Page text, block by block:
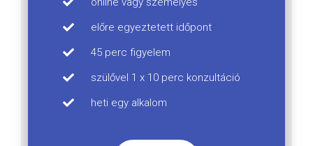
előre egyeztetett időpont
45 perc figyelem
szülővel 1 x 10 perc konzultáció
heti egy alkalom